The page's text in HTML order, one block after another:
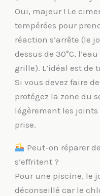
Oui, majeur ! Le
tempérées pour
réaction s’arrête (le
dessus de 30°C,
grille). L’idéal est de
Si vous devez faire
protégez la zone du
légèrement les
prise.
Peut-on réparer
s’effritent ?
Pour une piscine, le
déconseillé car le